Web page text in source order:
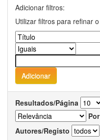
Adicionar filtros:
Utilizar filtros para refinar
Resultados/Página
Autores/Registo